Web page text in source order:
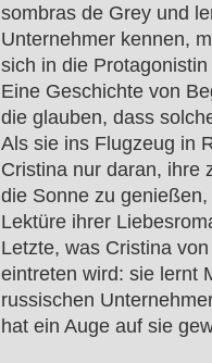
sombras de Grey und
Unternehmer kennen,
sich in die
Eine Geschichte von
die glauben, dass
Als sie ins Flugzeug in
Cristina nur daran, ihre
die Sonne zu
Lektüre ihrer
Letzte, was Cristina
eintreten wird: sie lernt
russischen
hat ein Auge auf sie